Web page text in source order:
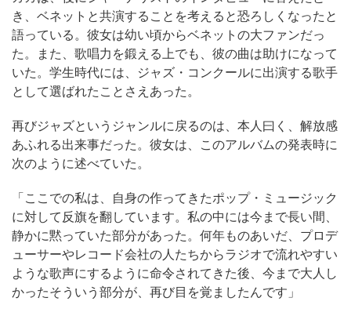
き、ベネットと共演することを考えると恐ろしくなったと
語っている。彼女は幼い頃からベネットの大ファンだっ
た。また、歌唱力を鍛える上でも、彼の曲は助けになって
いた。学生時代には、ジャズ・コンクールに出演する歌手
として選ばれたことさえあった。
再びジャズというジャンルに戻るのは、本人曰く、解放感
あふれる出来事だった。彼女は、このアルバムの発表時に
次のように述べていた。
「ここでの私は、自身の作ってきたポップ・ミュージック
に対して反旗を翻しています。私の中には今まで長い間、
静かに黙っていた部分があった。何年ものあいだ、プロデ
ューサーやレコード会社の人たちからラジオで流れやすい
ような歌声にするように命令されてきた後、今まで大人し
かったそういう部分が、再び目を覚ましたんです」